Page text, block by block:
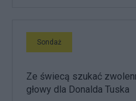
Sondaż
Ze świecą szukać
głowy dla Donalda Tuska